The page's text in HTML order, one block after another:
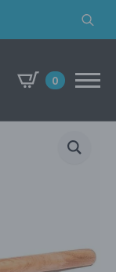
Search
0